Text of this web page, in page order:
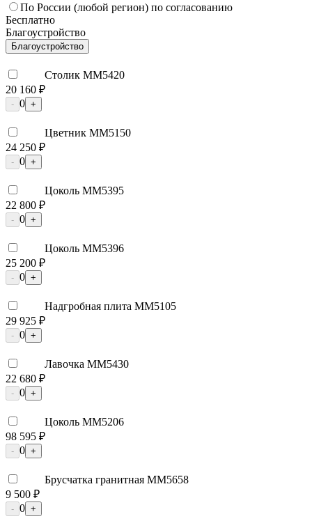
По России (любой регион) по согласованию
Бесплатно
Благоустройство
Благоустройство
Столик ММ5420
20 160 ₽
- 0 +
Цветник ММ5150
24 250 ₽
- 0 +
Цоколь ММ5395
22 800 ₽
- 0 +
Цоколь ММ5396
25 200 ₽
- 0 +
Надгробная плита ММ5105
29 925 ₽
- 0 +
Лавочка ММ5430
22 680 ₽
- 0 +
Цоколь ММ5206
98 595 ₽
- 0 +
Брусчатка гранитная ММ5658
9 500 ₽
- 0 +